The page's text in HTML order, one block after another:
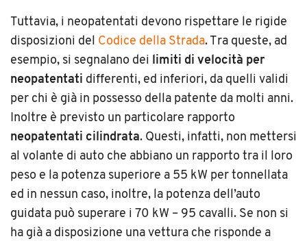
Tuttavia, i neopatentati devono rispettare le rigide
disposizioni del Codice della Strada. Tra queste, ad
esempio, si segnalano dei limiti di velocità per
neopatentati differenti, ed inferiori, da quelli validi
per chi è già in possesso della patente da molti anni.
Inoltre è previsto un particolare rapporto
neopatentati cilindrata. Questi, infatti, non mettersi
al volante di auto che abbiano un rapporto tra il loro
peso e la potenza superiore a 55 kW per tonnellata
ed in nessun caso, inoltre, la potenza dell’auto
guidata può superare i 70 kW – 95 cavalli. Se non si
ha già a disposizione una vettura che risponde a